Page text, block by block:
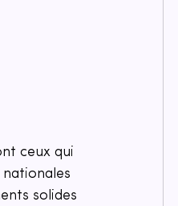
ceux qui
solides